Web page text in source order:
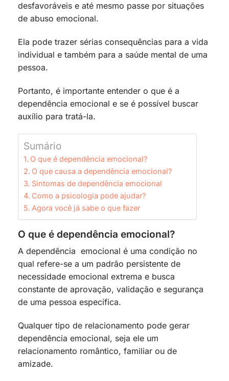
desfavoráveis e até mesmo passe por situações
de abuso emocional.
Ela pode trazer sérias consequências para a vida
individual e também para a saúde mental de uma
pessoa.
Portanto, é importante entender o que é a
dependência emocional e se é possível buscar
auxílio para tratá-la.
Sumário
O que é dependência emocional?
O que causa a dependência emocional?
Sintomas de dependência emocional
Como a psicologia pode ajudar?
Agora você já sabe o que fazer
O que é dependência emocional?
A dependência emocional é uma condição no
qual refere-se a um padrão persistente de
necessidade emocional extrema e busca
constante de aprovação, validação e segurança
de uma pessoa específica.
Qualquer tipo de relacionamento pode gerar
dependência emocional, seja ele um
relacionamento romântico, familiar ou de
amizade.